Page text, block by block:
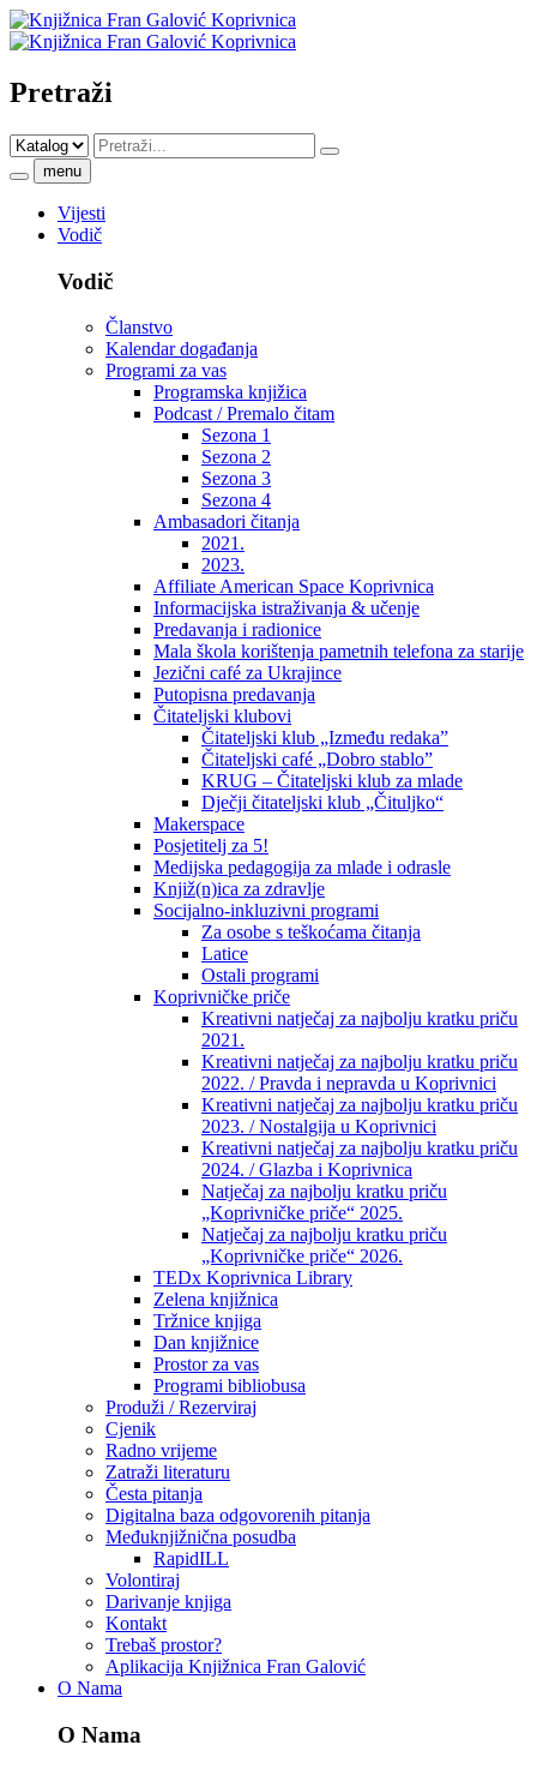
Pretraži
menu
Vijesti
Vodič
Vodič
Članstvo
Kalendar događanja
Programi za vas
Programska knjižica
Podcast / Premalo čitam
Sezona 1
Sezona 2
Sezona 3
Sezona 4
Ambasadori čitanja
2021.
2023.
Affiliate American Space Koprivnica
Informacijska istraživanja & učenje
Predavanja i radionice
Mala škola korištenja pametnih telefona za starije
Jezični café za Ukrajince
Putopisna predavanja
Čitateljski klubovi
Čitateljski klub „Između redaka”
Čitateljski café „Dobro stablo”
KRUG – Čitateljski klub za mlade
Dječji čitateljski klub „Čituljko“
Makerspace
Posjetitelj za 5!
Medijska pedagogija za mlade i odrasle
Knjiž(n)ica za zdravlje
Socijalno-inkluzivni programi
Za osobe s teškoćama čitanja
Latice
Ostali programi
Koprivničke priče
Kreativni natječaj za najbolju kratku priču
2021.
Kreativni natječaj za najbolju kratku priču
2022. / Pravda i nepravda u Koprivnici
Kreativni natječaj za najbolju kratku priču
2023. / Nostalgija u Koprivnici
Kreativni natječaj za najbolju kratku priču
2024. / Glazba i Koprivnica
Natječaj za najbolju kratku priču
„Koprivničke priče“ 2025.
Natječaj za najbolju kratku priču
„Koprivničke priče“ 2026.
TEDx Koprivnica Library
Zelena knjižnica
Tržnice knjiga
Dan knjižnice
Prostor za vas
Programi bibliobusa
Produži / Rezerviraj
Cjenik
Radno vrijeme
Zatraži literaturu
Česta pitanja
Digitalna baza odgovorenih pitanja
Međuknjižnična posudba
RapidILL
Volontiraj
Darivanje knjiga
Kontakt
Trebaš prostor?
Aplikacija Knjižnica Fran Galović
O Nama
O Nama